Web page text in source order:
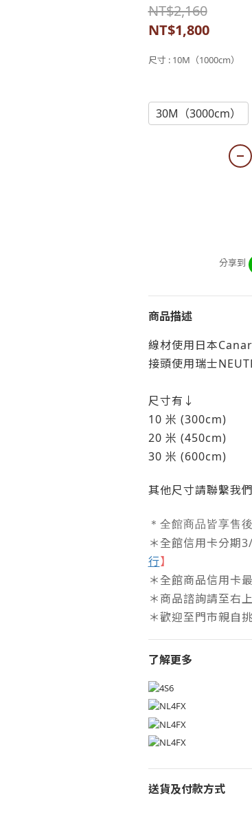
NT$2,160
NT$1,800
尺寸 : 10M（1000cm）
30M（3000cm）
分享到
商品描述
線材使用日本
接頭使用瑞士
尺寸有↓
10 米 (300cm)
20 米 (450cm)
30 米 (600cm)
其他尺寸請聯繫我
＊全館商品皆享售
＊全館信用卡分期
行】
＊全館商品信用卡
＊商品諮詢請至右
＊歡迎至門市親自
了解更多
送貨及付款方式